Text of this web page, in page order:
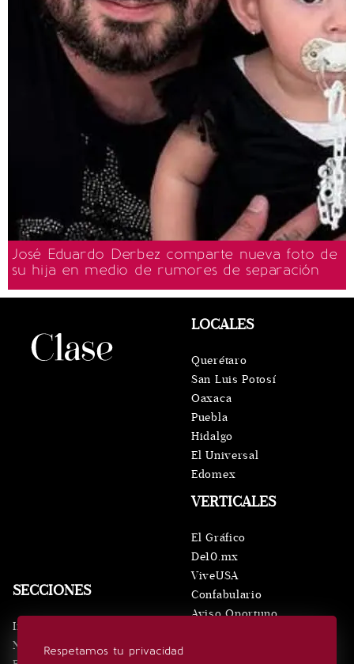
José Eduardo Derbez comparte nueva foto de
su hija en medio de rumores de separación
Respetamos tu privacidad
SECCIONES
Inicio
Noticias
VERTICALES
El Gráfico
De10.mx
ViveUSA
Confabulario
Aviso Oportuno
LOCALES
Querétaro
San Luis Potosí
Oaxaca
Puebla
Hidalgo
El Universal
Edomex